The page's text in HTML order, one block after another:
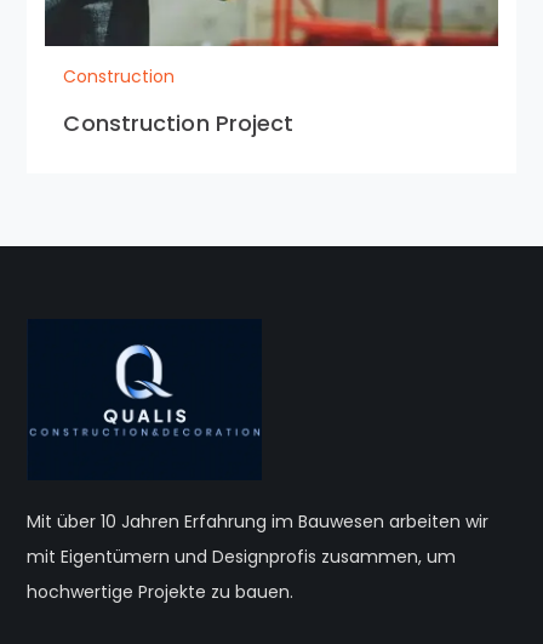
Construction
Construction Project
Mit über 10 Jahren Erfahrung im Bauwesen arbeiten wir
mit Eigentümern und Designprofis zusammen, um
hochwertige Projekte zu bauen.